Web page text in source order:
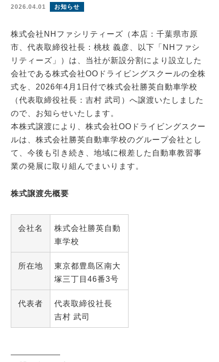
2026.04.01 お知らせ
株式会社NHファシリティーズ（本店：千葉県市原
市、代表取締役社長：桃枝 義彦、以下「NHファシ
リティーズ」）は、当社が新設分割により設立した
会社である株式会社OOドライビングスクールの全株
式を、2026年4月1日付で株式会社勝英自動車学校
（代表取締役社長：吉村 武司）へ譲渡いたしました
ので、お知らせいたします。
本株式譲渡により、株式会社OOドライビングスクー
ルは、株式会社勝英自動車学校のグループ会社とし
て、今後も引き続き、地域に根差した自動車教習事
業の発展に取り組んでまいります。
株式譲渡先概要
会社名
株式会社勝英自動
車学校
所在地
東京都豊島区南大
塚三丁目46番3号
代表者
代表取締役社長
吉村 武司